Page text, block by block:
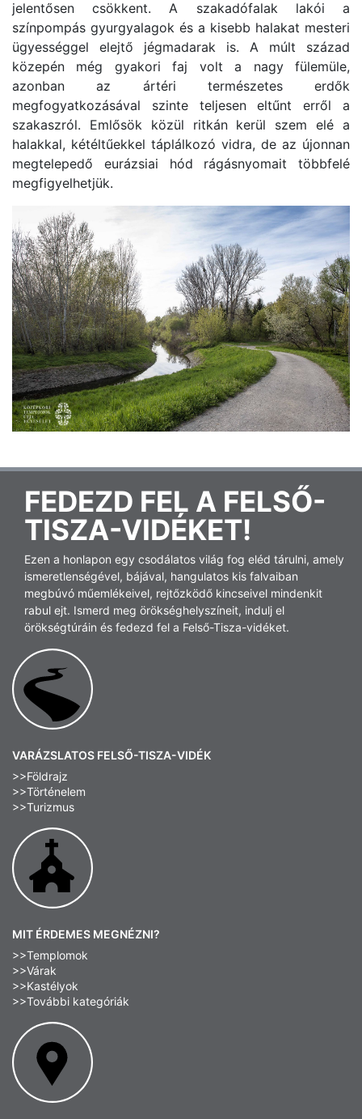
jelentősen csökkent. A szakadófalak lakói a
színpompás gyurgyalagok és a kisebb halakat mesteri
ügyességgel elejtő jégmadarak is. A múlt század
közepén még gyakori faj volt a nagy fülemüle,
azonban az ártéri természetes erdők
megfogyatkozásával szinte teljesen eltűnt erről a
szakaszról. Emlősök közül ritkán kerül szem elé a
halakkal, kétéltűekkel táplálkozó vidra, de az újonnan
megtelepedő eurázsiai hód rágásnyomait többfelé
megfigyelhetjük.
FEDEZD FEL A FELSŐ-
TISZA-VIDÉKET!
Ezen a honlapon egy csodálatos világ fog eléd tárulni, amely
ismeretlenségével, bájával, hangulatos kis falvaiban
megbúvó műemlékeivel, rejtőzködő kincseivel mindenkit
rabul ejt. Ismerd meg örökséghelyszíneit, indulj el
örökségtúráin és fedezd fel a Felső-Tisza-vidéket.
VARÁZSLATOS FELSŐ-TISZA-VIDÉK
>>Földrajz
>>Történelem
>>Turizmus
MIT ÉRDEMES MEGNÉZNI?
>>Templomok
>>Várak
>>Kastélyok
>>További kategóriák